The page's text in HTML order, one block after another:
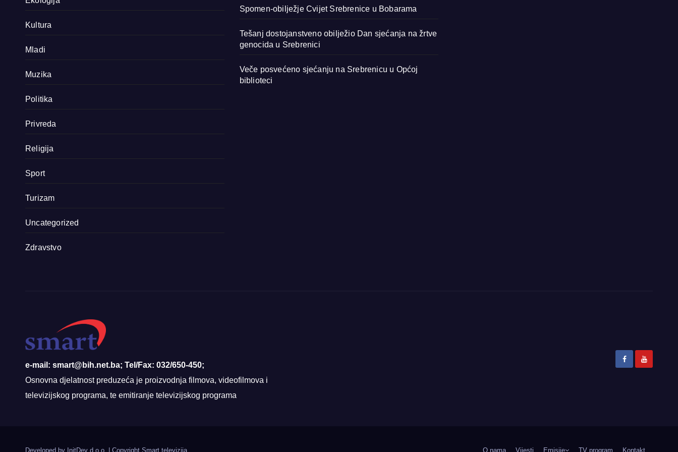
Kultura
Mladi
Muzika
Politika
Privreda
Religija
Sport
Turizam
Uncategorized
Zdravstvo
Spomen-obilježje Cvijet Srebrenice u Bobarama
Tešanj dostojanstveno obilježio Dan sjećanja na žrtve
genocida u Srebrenici
Veče posvećeno sjećanju na Srebrenicu u Općoj
biblioteci
e-mail: smart@bih.net.ba; Tel/Fax: 032/650-450;
Osnovna djelatnost preduzeća je proizvodnja filmova, videofilmova i
televizijskog programa, te emitiranje televizijskog programa
Developed by InitDev d.o.o. Copyright Smart televizija O nama Vijesti Emisije TV program Kontakt